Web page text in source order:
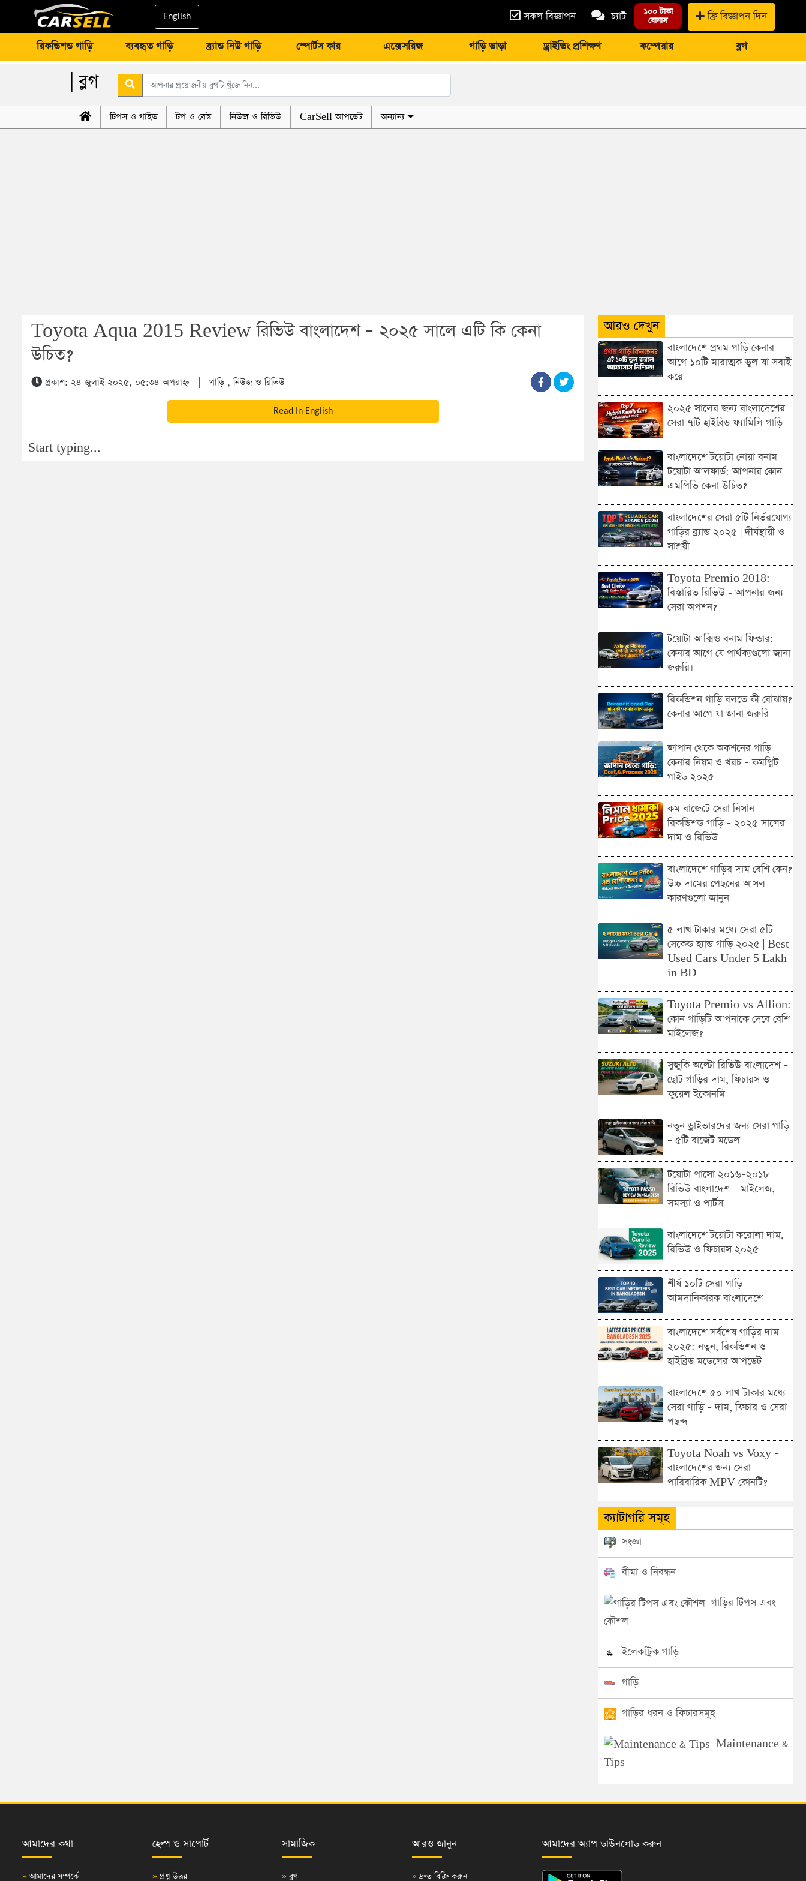
English সকল বিজ্ঞাপন চ্যাট ১০০ টাকা
বোনাস ফ্রি বিজ্ঞাপন দিন
রিকন্ডিশন্ড গাড়ি ব্যবহৃত গাড়ি ব্র্যান্ড নিউ গাড়ি স্পোর্টস কার এক্সেসরিজ গাড়ি ভাড়া ড্রাইভিং প্রশিক্ষণ কম্পেয়ার ব্লগ
| ব্লগ
টিপস ও গাইড টপ ও বেস্ট নিউজ ও রিভিউ CarSell আপডেট অন্যান্য
Toyota Aqua 2015 Review রিভিউ বাংলাদেশ – ২০২৫ সালে এটি কি কেনা
উচিত?
প্রকাশ: ২৪ জুলাই ২০২৫, ০৫:৩৪ অপরাহ্ন| গাড়ি,নিউজ ও রিভিউ
Read In English
Start typing...
আরও দেখুন
বাংলাদেশে প্রথম গাড়ি কেনার
আগে ১০টি মারাত্মক ভুল যা সবাই
করে
২০২৫ সালের জন্য বাংলাদেশের
সেরা ৭টি হাইব্রিড ফ্যামিলি গাড়ি
বাংলাদেশে টয়োটা নোয়া বনাম
টয়োটা আলফার্ড: আপনার কোন
এমপিভি কেনা উচিত?
বাংলাদেশের সেরা ৫টি নির্ভরযোগ্য
গাড়ির ব্র্যান্ড ২০২৫ | দীর্ঘস্থায়ী ও
সাশ্রয়ী
Toyota Premio 2018:
বিস্তারিত রিভিউ - আপনার জন্য
সেরা অপশন?
টয়োটা আক্সিও বনাম ফিল্ডার:
কেনার আগে যে পার্থক্যগুলো জানা
জরুরি।
রিকন্ডিশন গাড়ি বলতে কী বোঝায়?
কেনার আগে যা জানা জরুরি
জাপান থেকে অকশনের গাড়ি
কেনার নিয়ম ও খরচ – কমপ্লিট
গাইড ২০২৫
কম বাজেটে সেরা নিসান
রিকন্ডিশন্ড গাড়ি – ২০২৫ সালের
দাম ও রিভিউ
বাংলাদেশে গাড়ির দাম বেশি কেন?
উচ্চ দামের পেছনের আসল
কারণগুলো জানুন
৫ লাখ টাকার মধ্যে সেরা ৫টি
সেকেন্ড হ্যান্ড গাড়ি ২০২৫ | Best
Used Cars Under 5 Lakh
in BD
Toyota Premio vs Allion:
কোন গাড়িটি আপনাকে দেবে বেশি
মাইলেজ?
সুজুকি অল্টো রিভিউ বাংলাদেশ –
ছোট গাড়ির দাম, ফিচারস ও
ফুয়েল ইকোনমি
নতুন ড্রাইভারদের জন্য সেরা গাড়ি
– ৫টি বাজেট মডেল
টয়োটা পাসো ২০১৬–২০১৮
রিভিউ বাংলাদেশ – মাইলেজ,
সমস্যা ও পার্টস
বাংলাদেশে টয়োটা করোলা দাম,
রিভিউ ও ফিচারস ২০২৫
শীর্ষ ১০টি সেরা গাড়ি
আমদানিকারক বাংলাদেশে
বাংলাদেশে সর্বশেষ গাড়ির দাম
২০২৫: নতুন, রিকন্ডিশন ও
হাইব্রিড মডেলের আপডেট
বাংলাদেশে ৫০ লাখ টাকার মধ্যে
সেরা গাড়ি – দাম, ফিচার ও সেরা
পছন্দ
Toyota Noah vs Voxy –
বাংলাদেশের জন্য সেরা
পারিবারিক MPV কোনটি?
ক্যাটাগরি সমূহ
সংজ্ঞা
বীমা ও নিবন্ধন
গাড়ির টিপস এবং
কৌশল
ইলেকট্রিক গাড়ি
গাড়ি
গাড়ির ধরন ও ফিচারসমূহ
Maintenance &
Tips
আমাদের কথা
» আমাদের সম্পর্কে
হেল্প ও সাপোর্ট
» প্রশ্ন-উত্তর
সামাজিক
» ব্লগ
আরও জানুন
» দ্রুত বিক্রি করুন
আমাদের অ্যাপ ডাউনলোড করুন